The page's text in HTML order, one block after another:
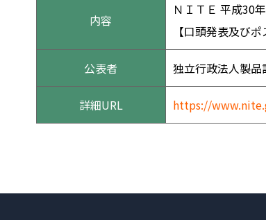
内容
ＮＩＴＥ 平成30
【口頭発表及び
公表者 独立行政法人製
詳細URL https://